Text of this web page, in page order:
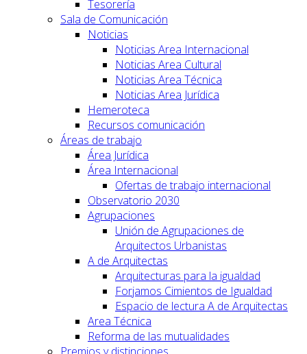
Tesorería
Sala de Comunicación
Noticias
Noticias Area Internacional
Noticias Area Cultural
Noticias Area Técnica
Noticias Area Jurídica
Hemeroteca
Recursos comunicación
Áreas de trabajo
Área Jurídica
Área Internacional
Ofertas de trabajo internacional
Observatorio 2030
Agrupaciones
Unión de Agrupaciones de
Arquitectos Urbanistas
A de Arquitectas
Arquitecturas para la igualdad
Forjamos Cimientos de Igualdad
Espacio de lectura A de Arquitectas
Area Técnica
Reforma de las mutualidades